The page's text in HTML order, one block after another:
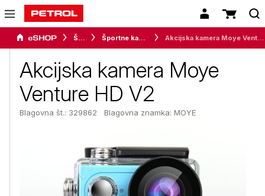
Šport Športne kamere
Akcijska kamera Moye
Venture HD V2
Blagovna št.: 329862 Blagovna znamka: MOYE